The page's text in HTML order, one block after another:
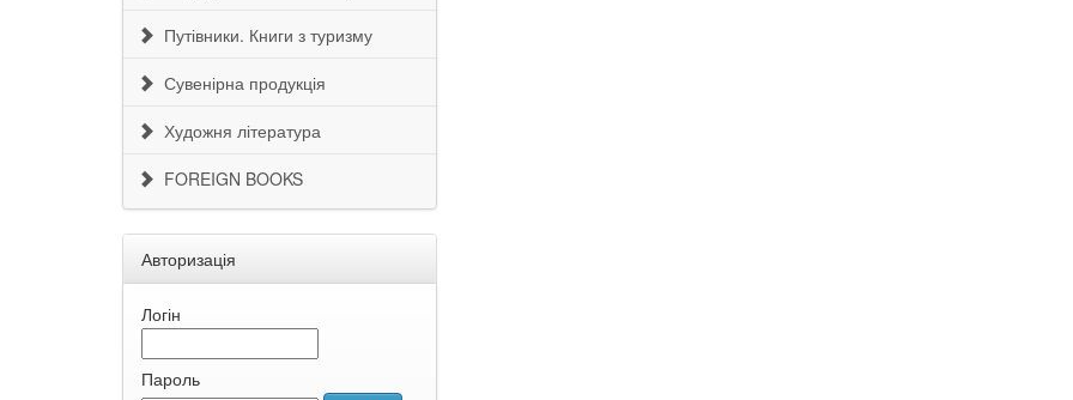
Путівники. Книги з туризму
Сувенірна продукція
Художня література
FOREIGN BOOKS
Авторизація
Логін
Пароль